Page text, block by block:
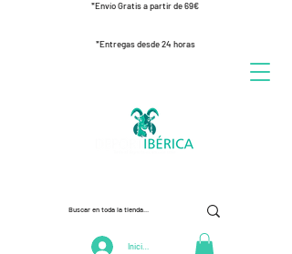
*Envío Gratis a partir de 69€
*Entregas desde 24 horas
Iniciar Sesión